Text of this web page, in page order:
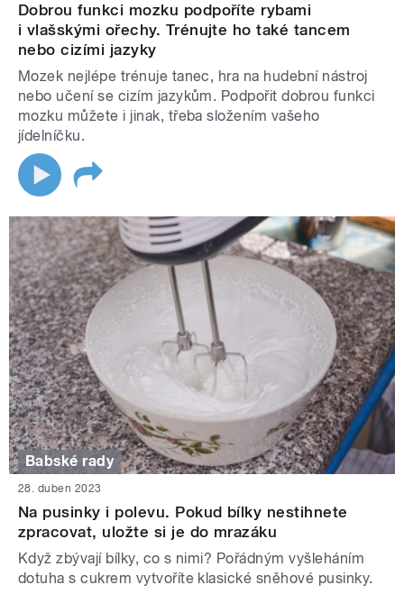
Dobrou funkci mozku podpoříte rybami
i vlašskými ořechy. Trénujte ho také tancem
nebo cizími jazyky
Mozek nejlépe trénuje tanec, hra na hudební nástroj
nebo učení se cizím jazykům. Podpořit dobrou funkci
mozku můžete i jinak, třeba složením vašeho
jídelníčku.
Babské rady
28. duben 2023
Na pusinky i polevu. Pokud bílky nestihnete
zpracovat, uložte si je do mrazáku
Když zbývají bílky, co s nimi? Pořádným vyšleháním
dotuha s cukrem vytvoříte klasické sněhové pusinky.